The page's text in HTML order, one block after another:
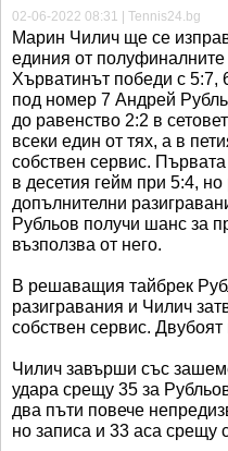
02-06-2022 08:31 | Tennis24.bg
Марин Чилич ще се
единия от полуфиналните
Хърватинът победи с 5:7,
под номер 7 Андрей
до равенство 2:2 в
всеки един от тях, а в
собствен сервис.
в десетия гейм при 5:4, но
допълнителни
Рубльов получи шанс за
възползва от него.
В решаващия тайбрек
разигравания и Чилич
собствен сервис.
Чилич завърши със
удара срещу 35 за
два пъти повече
но записа и 33 аса срещу